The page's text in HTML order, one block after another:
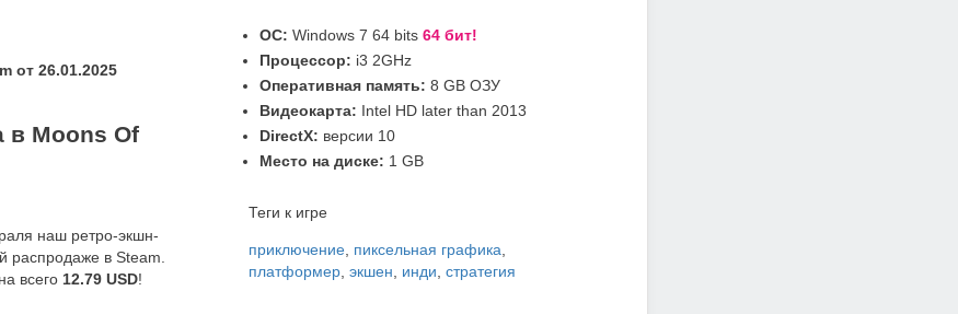
от 26.01.2025
в Moons Of
наш ретро-экшн-
распродаже в Steam.
всего 12.79 USD!
ОС: Windows 7 64 bits 64 бит!
Процессор: i3 2GHz
Оперативная память: 8 GB ОЗУ
Видеокарта: Intel HD later than 2013
DirectX: версии 10
Место на диске: 1 GB
Теги к игре
приключение, пиксельная графика
платформер, экшен инди стратегия